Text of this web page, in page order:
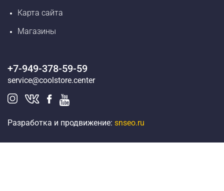
Карта сайта
Магазины
+7-949-378-59-59
service@coolstore.center
Разработка и продвижение: snseo.ru